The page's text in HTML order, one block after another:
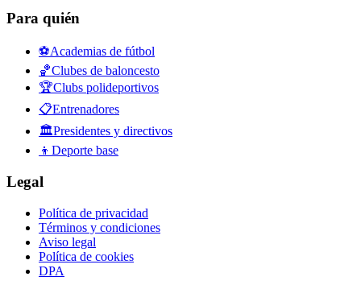
Para quién
⚽Academias de fútbol
🏀Clubes de baloncesto
🏆Clubs polideportivos
📋Entrenadores
🏛️Presidentes y directivos
👦 Deporte base
Legal
Política de privacidad
Términos y condiciones
Aviso legal
Política de cookies
DPA